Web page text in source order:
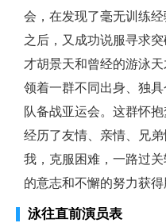
会，在发现了毫无训练
之后，又成功说服寻求
才胡景天和曾经的游泳
领着一群不同出身、独
队备战亚运会。这群怀
经历了友情、亲情、兄
我，克服困难，一路过
的意志和不懈的努力获得
泳往直前演员表